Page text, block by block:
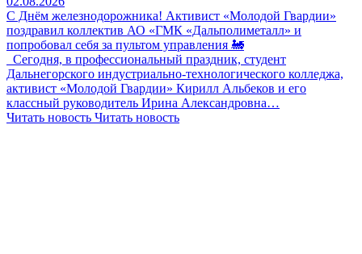
С Днём железнодорожника! Активист «Молодой Гвардии»
поздравил коллектив АО «ГМК «Дальполиметалл» и
попробовал себя за пультом управления 🚂
Сегодня, в профессиональный праздник, студент
Дальнегорского индустриально-технологического колледжа,
активист «Молодой Гвардии» Кирилл Альбеков и его
классный руководитель Ирина Александровна…
Читать новость Читать новость